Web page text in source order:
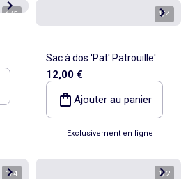
1/5
1/4
Sac à dos 'Pat' Patrouille'
12,00 €
Ajouter au panier
Exclusivement en ligne
1/4 1/2